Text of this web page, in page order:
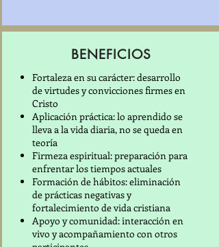
BENEFICIOS
Fortaleza en su carácter: desarrollo
de virtudes y convicciones firmes en
Cristo
Aplicación práctica: lo aprendido se
lleva a la vida diaria, no se queda en
teoría
Firmeza espiritual: preparación para
enfrentar los tiempos actuales
Formación de hábitos: eliminación
de prácticas negativas y
fortalecimiento de vida cristiana
Apoyo y comunidad: interacción en
vivo y acompañamiento con otros